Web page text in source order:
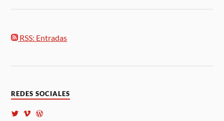
RSS: Entradas
REDES SOCIALES